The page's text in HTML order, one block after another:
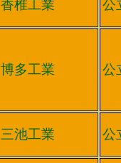
香椎工業 公
博多工業 公
三池工業 公